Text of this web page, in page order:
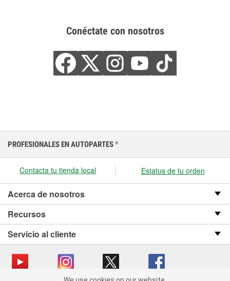
Conéctate con nosotros
PROFESIONALES EN AUTOPARTES ®
Contacta tu tienda local Estatus de tu orden
Acerca de nosotros
Recursos
Servicio al cliente